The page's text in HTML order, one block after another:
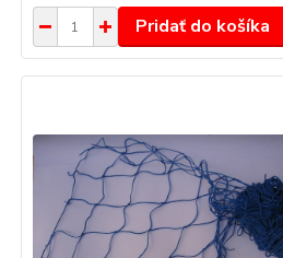
Pridať do košíka